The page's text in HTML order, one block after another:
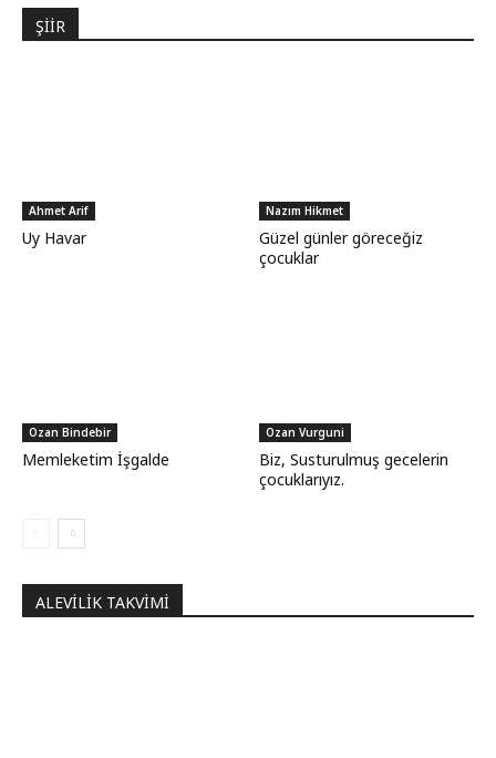
ŞİİR
Ahmet Arif
Uy Havar
Nazım Hikmet
Güzel günler göreceğiz
çocuklar
Ozan Bindebir
Memleketim İşgalde
Ozan Vurguni
Biz, Susturulmuş gecelerin
çocuklarıyız.
ALEVILIK TAKVIMI